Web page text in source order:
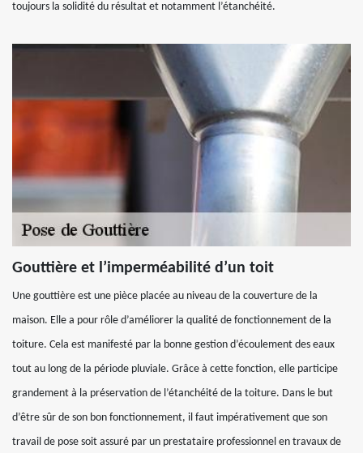
toujours la solidité du résultat et notamment l’étanchéité.
Gouttière et l’imperméabilité d’un toit
Une gouttière est une pièce placée au niveau de la couverture de la
maison. Elle a pour rôle d’améliorer la qualité de fonctionnement de la
toiture. Cela est manifesté par la bonne gestion d’écoulement des eaux
tout au long de la période pluviale. Grâce à cette fonction, elle participe
grandement à la préservation de l’étanchéité de la toiture. Dans le but
d’être sûr de son bon fonctionnement, il faut impérativement que son
travail de pose soit assuré par un prestataire professionnel en travaux de